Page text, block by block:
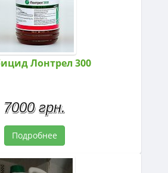
Лонтрел 300
7000 грн.
Подробнее